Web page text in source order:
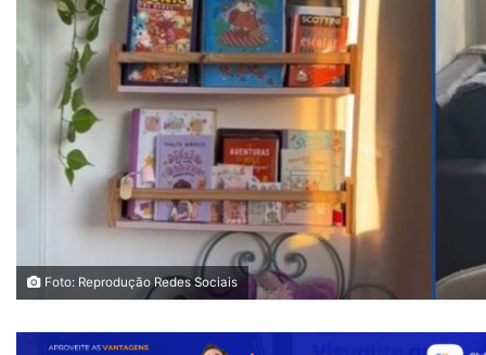
Foto: Reprodução Redes Sociais